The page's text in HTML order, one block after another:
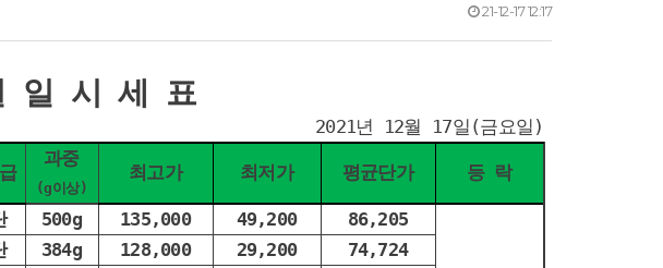
21-12-17 12:17
일 시 세 표
2021년 12월 17일(금요일)
과중
최고가 최저가 평균단가 등 락
(g이상)
500g 135,000 49,200 86,205
384g 128,000 29,200
74,724